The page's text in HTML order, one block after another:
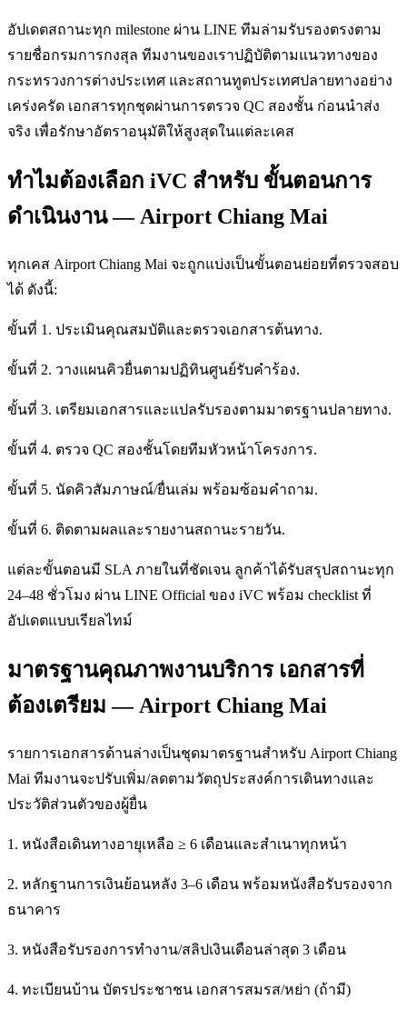
อัปเดตสถานะทุก milestone ผ่าน LINE ทีมล่ามรับรองตรงตาม
รายชื่อกรมการกงสุล ทีมงานของเราปฏิบัติตามแนวทางของ
กระทรวงการต่างประเทศ และสถานทูตประเทศปลายทางอย่าง
เคร่งครัด เอกสารทุกชุดผ่านการตรวจ QC สองชั้น ก่อนนำส่ง
จริง เพื่อรักษาอัตราอนุมัติให้สูงสุดในแต่ละเคส
ทำไมต้องเลือก iVC สำหรับ ขั้นตอนการ
ดำเนินงาน — Airport Chiang Mai
ทุกเคส Airport Chiang Mai จะถูกแบ่งเป็นขั้นตอนย่อยที่ตรวจสอบ
ได้ ดังนี้:
ขั้นที่ 1. ประเมินคุณสมบัติและตรวจเอกสารต้นทาง.
ขั้นที่ 2. วางแผนคิวยื่นตามปฏิทินศูนย์รับคำร้อง.
ขั้นที่ 3. เตรียมเอกสารและแปลรับรองตามมาตรฐานปลายทาง.
ขั้นที่ 4. ตรวจ QC สองชั้นโดยทีมหัวหน้าโครงการ.
ขั้นที่ 5. นัดคิวสัมภาษณ์/ยื่นเล่ม พร้อมซ้อมคำถาม.
ขั้นที่ 6. ติดตามผลและรายงานสถานะรายวัน.
แต่ละขั้นตอนมี SLA ภายในที่ชัดเจน ลูกค้าได้รับสรุปสถานะทุก
24–48 ชั่วโมง ผ่าน LINE Official ของ iVC พร้อม checklist ที่
อัปเดตแบบเรียลไทม์
มาตรฐานคุณภาพงานบริการ เอกสารที่
ต้องเตรียม — Airport Chiang Mai
รายการเอกสารด้านล่างเป็นชุดมาตรฐานสำหรับ Airport Chiang
Mai ทีมงานจะปรับเพิ่ม/ลดตามวัตถุประสงค์การเดินทางและ
ประวัติส่วนตัวของผู้ยื่น
1. หนังสือเดินทางอายุเหลือ ≥ 6 เดือนและสำเนาทุกหน้า
2. หลักฐานการเงินย้อนหลัง 3–6 เดือน พร้อมหนังสือรับรองจาก
ธนาคาร
3. หนังสือรับรองการทำงาน/สลิปเงินเดือนล่าสุด 3 เดือน
4. ทะเบียนบ้าน บัตรประชาชน เอกสารสมรส/หย่า (ถ้ามี)